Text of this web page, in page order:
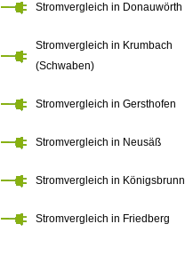
Stromvergleich in Donauwörth
Stromvergleich in Krumbach
(Schwaben)
Stromvergleich in Gersthofen
Stromvergleich in Neusäß
Stromvergleich in Königsbrunn
Stromvergleich in Friedberg